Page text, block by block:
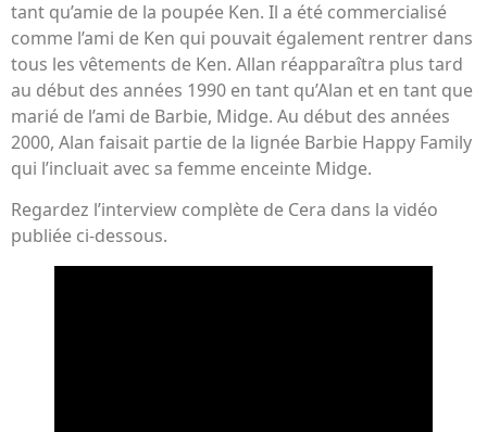
tant qu’amie de la poupée Ken. Il a été commercialisé
comme l’ami de Ken qui pouvait également rentrer dans
tous les vêtements de Ken. Allan réapparaîtra plus tard
au début des années 1990 en tant qu’Alan et en tant que
marié de l’ami de Barbie, Midge. Au début des années
2000, Alan faisait partie de la lignée Barbie Happy Family
qui l’incluait avec sa femme enceinte Midge.
Regardez l’interview complète de Cera dans la vidéo
publiée ci-dessous.